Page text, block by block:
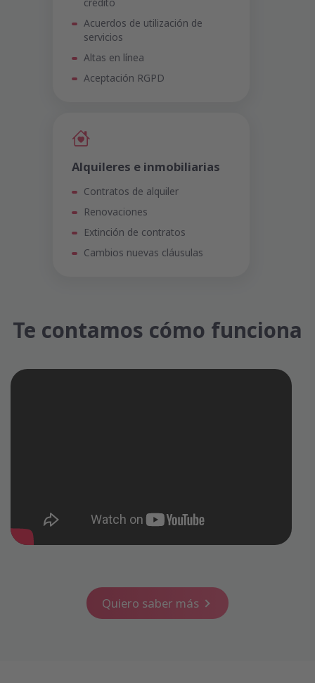
crédito
Acuerdos de utilización de
servicios
Altas en línea
Aceptación RGPD
Alquileres e inmobiliarias
Contratos de alquiler
Renovaciones
Extinción de contratos
Cambios nuevas cláusulas
Te contamos cómo funciona
Quiero saber más